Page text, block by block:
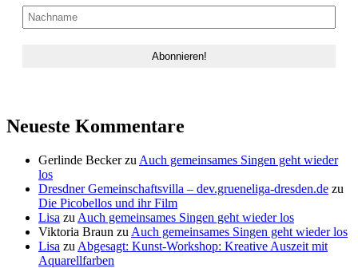
Neueste Kommentare
Gerlinde Beckerzu Auch gemeinsames Singen geht wieder
los
Dresdner Gemeinschaftsvilla – dev.grueneliga-dresden.de zu
Die Picobellos und ihr Film
Lisa zu Auch gemeinsames Singen geht wieder los
Viktoria Braun zu Auch gemeinsames Singen geht wieder los
Lisa zu Abgesagt: Kunst-Workshop: Kreative Auszeit mit
Aquarellfarben